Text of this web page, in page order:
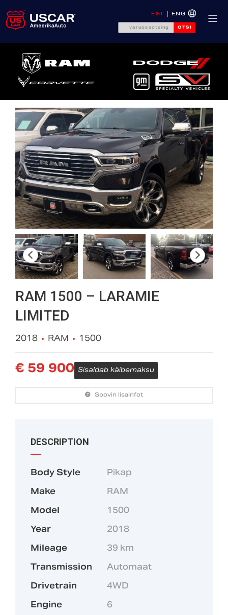
OTSI
EST ENG
RAM 1500 – LARAMIE
LIMITED
2018 RAM 1500
€59 900 Sisaldab käibemaksu
Soovin lisainfot
DESCRIPTION
Body Style
Pikap
Make
RAM
Model
1500
Year
2018
Mileage
39 km
Transmission
Automaat
Drivetrain
4WD
Engine
6